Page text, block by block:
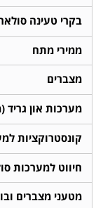
בקרי טעינה
ממירי מתח
מצברים
מערכות און
קונסטרוקציות
חיווט למערכות
מטעני מצברים